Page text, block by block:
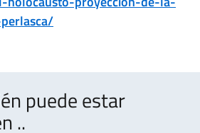
puede estar
..